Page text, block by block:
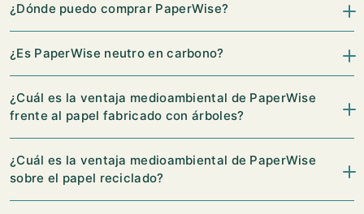
¿Dónde puedo comprar PaperWise?
¿Es PaperWise neutro en carbono?
¿Cuál es la ventaja medioambiental de PaperWise
frente al papel fabricado con árboles?
¿Cuál es la ventaja medioambiental de PaperWise
sobre el papel reciclado?